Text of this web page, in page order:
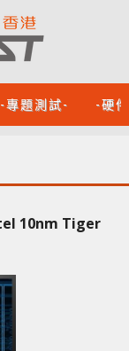
-專題測試- -硬
10nm Tiger